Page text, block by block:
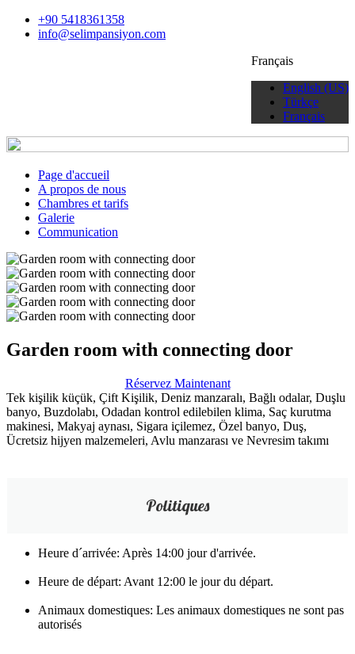
+90 5418361358
info@selimpansiyon.com
Français
English (US)
Türkçe
Français
Page d'accueil
A propos de nous
Chambres et tarifs
Galerie
Communication
Garden room with connecting door
Réservez Maintenant
Tek kişilik küçük, Çift Kişilik, Deniz manzaralı, Bağlı odalar, Duşlu
banyo, Buzdolabı, Odadan kontrol edilebilen klima, Saç kurutma
makinesi, Makyaj aynası, Sigara içilemez, Özel banyo, Duş,
Ücretsiz hijyen malzemeleri, Avlu manzarası ve Nevresim takımı
Politiques
Heure d´arrivée: Après 14:00 jour d'arrivée.
Heure de départ: Avant 12:00 le jour du départ.
Animaux domestiques: Les animaux domestiques ne sont pas
autorisés